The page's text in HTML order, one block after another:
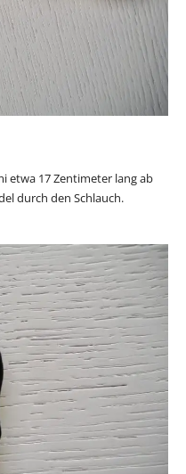
etwa 17 Zentimeter lang ab
durch den Schlauch.